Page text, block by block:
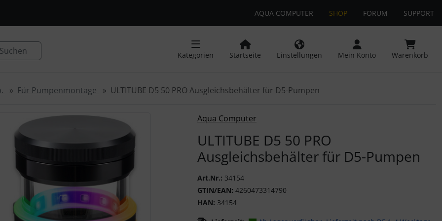
AQUA COMPUTER SHOP FORUM SUPPORT
Suchen
Kategorien Startseite Einstellungen Mein Konto Warenkorb
Für Pumpenmontage ULTITUBE D5 50 PRO Ausgleichsbehälter für D5-Pumpen
Aqua Computer
ULTITUBE D5 50 PRO
Ausgleichsbehälter für D5-Pumpen
Art.Nr.: 34154
GTIN/EAN: 4260473314790
HAN: 34154
ein Produktbild existiert, können Sie die "Zurück-" und "Vor-Button" nutzen, um zwischen den Bildern zu navigieren.